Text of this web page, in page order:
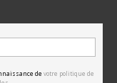
de votre politique de